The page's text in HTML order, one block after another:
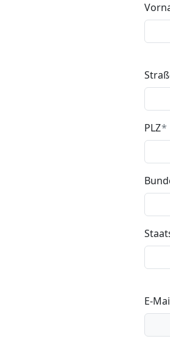
PLZ
E-